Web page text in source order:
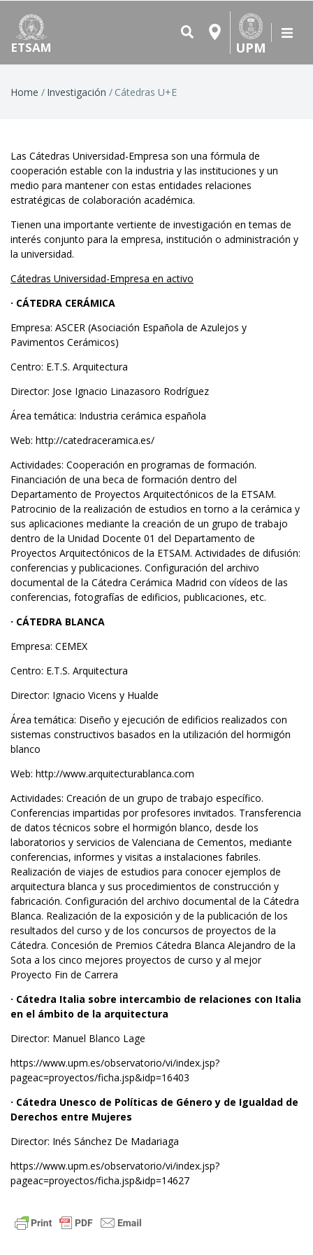
ETSAM UPM
Breadcrumb
Home Investigación Cátedras U+E
Las Cátedras Universidad-Empresa son una fórmula de
cooperación estable con la industria y las instituciones y un
medio para mantener con estas entidades relaciones
estratégicas de colaboración académica.
Tienen una importante vertiente de investigación en temas de
interés conjunto para la empresa, institución o administración y
la universidad.
Cátedras Universidad-Empresa en activo
· CÁTEDRA CERÁMICA
Empresa: ASCER (Asociación Española de Azulejos y
Pavimentos Cerámicos)
Centro: E.T.S. Arquitectura
Director: Jose Ignacio Linazasoro Rodríguez
Área temática: Industria cerámica española
Web: http://catedraceramica.es/
Actividades: Cooperación en programas de formación.
Financiación de una beca de formación dentro del
Departamento de Proyectos Arquitectónicos de la ETSAM.
Patrocinio de la realización de estudios en torno a la cerámica y
sus aplicaciones mediante la creación de un grupo de trabajo
dentro de la Unidad Docente 01 del Departamento de
Proyectos Arquitectónicos de la ETSAM. Actividades de difusión:
conferencias y publicaciones. Configuración del archivo
documental de la Cátedra Cerámica Madrid con vídeos de las
conferencias, fotografías de edificios, publicaciones, etc.
· CÁTEDRA BLANCA
Empresa: CEMEX
Centro: E.T.S. Arquitectura
Director: Ignacio Vicens y Hualde
Área temática: Diseño y ejecución de edificios realizados con
sistemas constructivos basados en la utilización del hormigón
blanco
Web: http://www.arquitecturablanca.com
Actividades: Creación de un grupo de trabajo específico.
Conferencias impartidas por profesores invitados. Transferencia
de datos técnicos sobre el hormigón blanco, desde los
laboratorios y servicios de Valenciana de Cementos, mediante
conferencias, informes y visitas a instalaciones fabriles.
Realización de viajes de estudios para conocer ejemplos de
arquitectura blanca y sus procedimientos de construcción y
fabricación. Configuración del archivo documental de la Cátedra
Blanca. Realización de la exposición y de la publicación de los
resultados del curso y de los concursos de proyectos de la
Cátedra. Concesión de Premios Cátedra Blanca Alejandro de la
Sota a los cinco mejores proyectos de curso y al mejor
Proyecto Fin de Carrera
· Cátedra Italia sobre intercambio de relaciones con Italia
en el ámbito de la arquitectura
Director: Manuel Blanco Lage
https://www.upm.es/observatorio/vi/index.jsp?
pageac=proyectos/ficha.jsp&idp=16403
· Cátedra Unesco de Políticas de Género y de Igualdad de
Derechos entre Mujeres
Director: Inés Sánchez De Madariaga
https://www.upm.es/observatorio/vi/index.jsp?
pageac=proyectos/ficha.jsp&idp=14627